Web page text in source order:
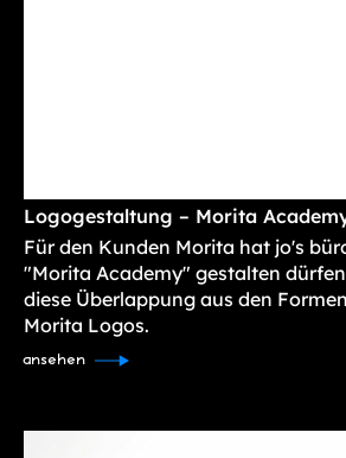
Logogestaltung – Morita
Für den Kunden Morita hat jo's
"Morita Academy" gestalten
diese Überlappung aus den
Morita Logos.
ansehen